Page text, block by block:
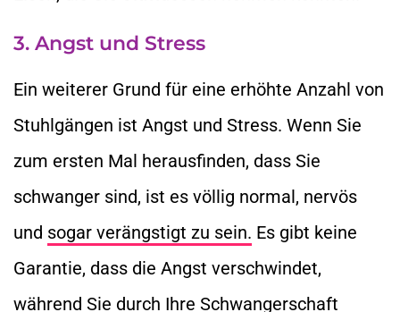
3. Angst und Stress
Ein weiterer Grund für eine erhöhte Anzahl von
Stuhlgängen ist Angst und Stress. Wenn Sie
zum ersten Mal herausfinden, dass Sie
schwanger sind, ist es völlig normal, nervös
und sogar verängstigt zu sein. Es gibt keine
Garantie, dass die Angst verschwindet,
während Sie durch Ihre Schwangerschaft